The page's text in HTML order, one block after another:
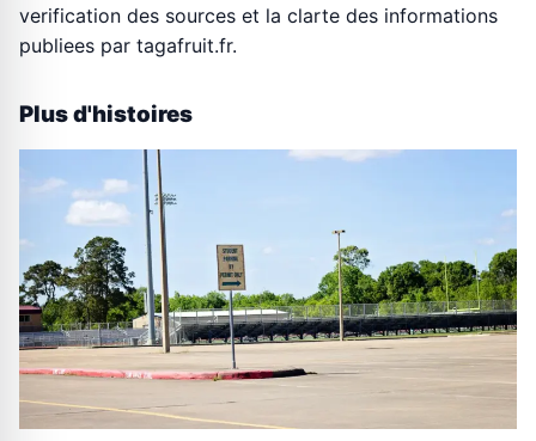
verification des sources et la clarte des informations
publiees par tagafruit.fr.
Plus d'histoires